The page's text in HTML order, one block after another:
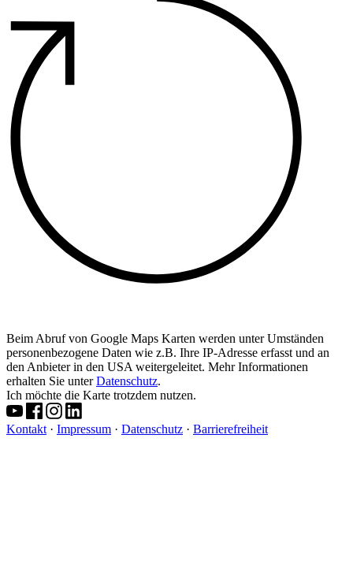
Beim Abruf von Google Maps Karten werden unter Umständen
personenbezogene Daten wie z.B. Ihre IP-Adresse erfasst und an
den Anbieter in den USA weitergeleitet. Mehr Informationen
erhalten Sie unterDatenschutz.
Ich möchte die Karte trotzdem nutzen.
Kontakt · Impressum · Datenschutz · Barrierefreiheit